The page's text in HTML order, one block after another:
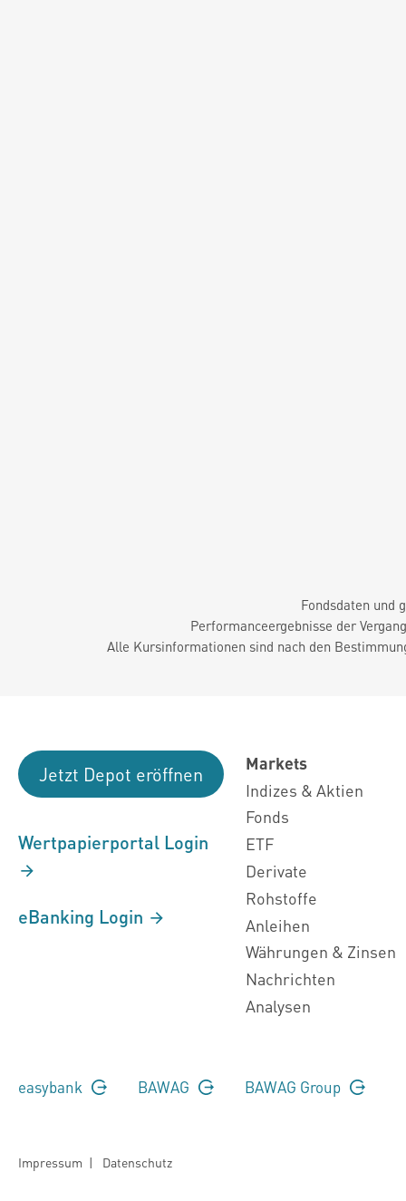
Fondsdaten und
Performanceergebnisse der
Alle Kursinformationen sind nach den
Jetzt Depot eröffnen
Wertpapierportal Login
eBanking Login
Markets
Indizes & Aktien
Fonds
ETF
Derivate
Rohstoffe
Anleihen
Währungen & Zinsen
Nachrichten
Analysen
easybank BAWAG BAWAG Group
Impressum | Datenschutz